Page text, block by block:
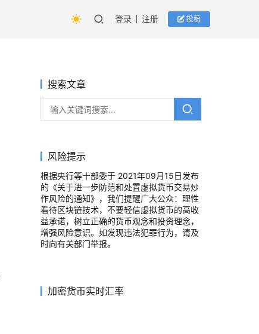
登录 注册 投稿
搜索文章
风险提示
根据央行等十部委于 2021年09月15日发布
的《关于进一步防范和处置虚拟货币交易炒
作风险的通知》，我们提醒广大公众：理性
看待区块链技术，不要轻信虚拟货币的高收
益承诺，树立正确的货币观念和投资理念，
增强风险意识。如发现违法犯罪行为，请及
时向有关部门举报。
加密货币实时汇率